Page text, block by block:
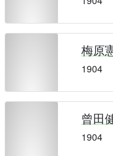
梅原
1904
曾田
1904